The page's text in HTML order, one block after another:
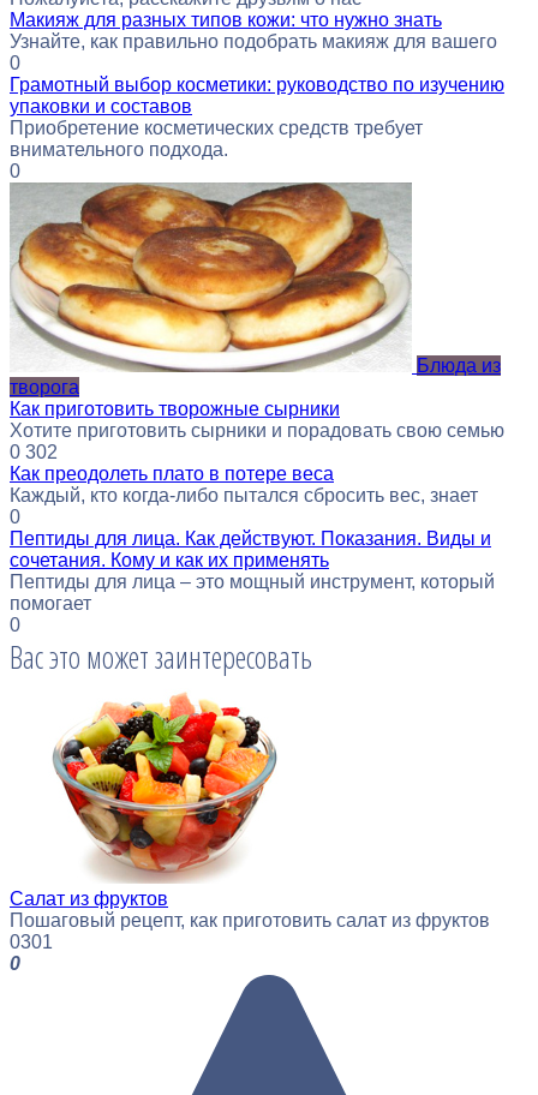
Макияж для разных типов кожи: что нужно знать
Узнайте, как правильно подобрать макияж для вашего
0
Грамотный выбор косметики: руководство по изучению
упаковки и составов
Приобретение косметических средств требует
внимательного подхода.
0
Блюда из
творога
Как приготовить творожные сырники
Хотите приготовить сырники и порадовать свою семью
0 302
Как преодолеть плато в потере веса
Каждый, кто когда-либо пытался сбросить вес, знает
0
Пептиды для лица. Как действуют. Показания. Виды и
сочетания. Кому и как их применять
Пептиды для лица – это мощный инструмент, который
помогает
0
Вас это может заинтересовать
Cалат из фруктов
Пошаговый рецепт, как приготовить салат из фруктов
0301
0